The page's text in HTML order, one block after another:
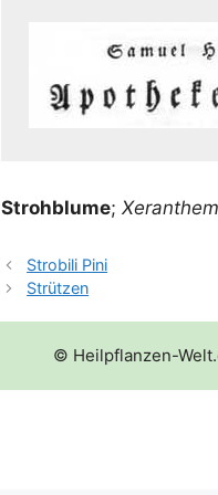
Stroh­blu­me;
Strobili Pini
Strützen
© Heilpflanzen-